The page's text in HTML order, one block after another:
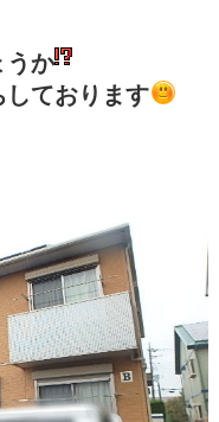
うか
しております